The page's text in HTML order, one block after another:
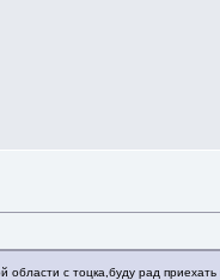
с тоцка,буду рад